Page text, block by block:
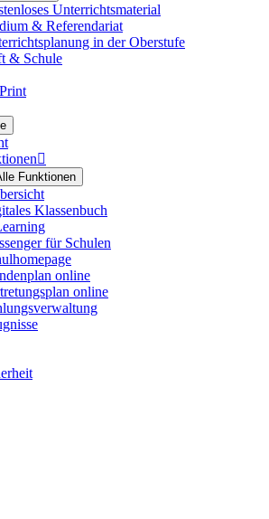
Unterrichtsmaterial
& Referendariat
in der Oberstufe
& Schule

Funktionen
Klassenbuch
für Schulen
online
online